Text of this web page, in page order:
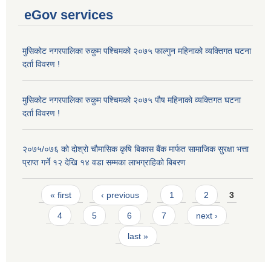
eGov services
मुसिकोट नगरपालिका रुकुम पश्चिमको २०७५ फाल्गुन महिनाको व्यक्तिगत घटना
दर्ता विवरण !
मुसिकोट नगरपालिका रुकुम पश्चिमको २०७५ पौष महिनाको व्यक्तिगत घटना
दर्ता विवरण !
२०७५/०७६ को दोश्रो चौमासिक कृषि बिकास बैंक मार्फत सामाजिक सुरक्षा भत्ता
प्राप्त गर्ने १२ देखि १४ वडा सम्मका लाभग्राहिको बिबरण
Pages
« first ‹ previous 1 2 3
4 5 6 7 next ›
last »